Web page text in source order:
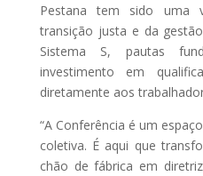
Pestana tem sido uma
transição justa e da
Sistema S, pautas
investimento em
diretamente aos
“A Conferência é um
coletiva. É aqui que
chão de fábrica em